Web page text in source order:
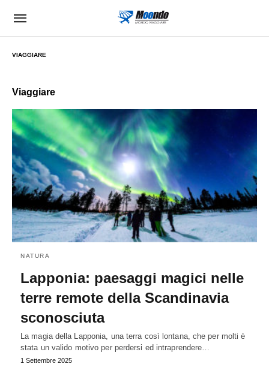
VIAGGIARE
Viaggiare
NATURA
Lapponia: paesaggi magici nelle
terre remote della Scandinavia
sconosciuta
La magia della Lapponia, una terra così lontana, che per molti è
stata un valido motivo per perdersi ed intraprendere…
1 Settembre 2025